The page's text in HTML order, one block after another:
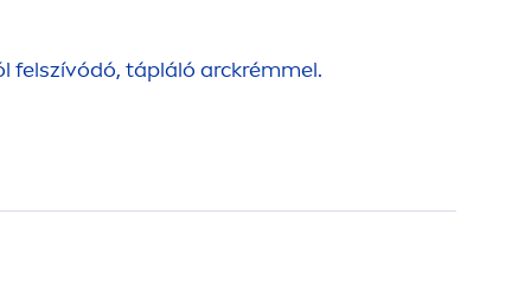
felszívódó, tápláló arckrémmel.